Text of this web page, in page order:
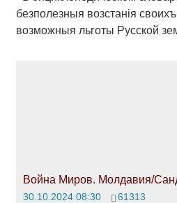
безполезныя возстанія
возможныя льготы Русской
Война Миров. Молдавия/
30.10.2024 08:30 61313